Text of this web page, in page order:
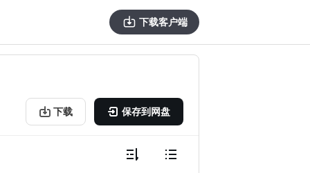
下载客户端
下载 保存到网盘